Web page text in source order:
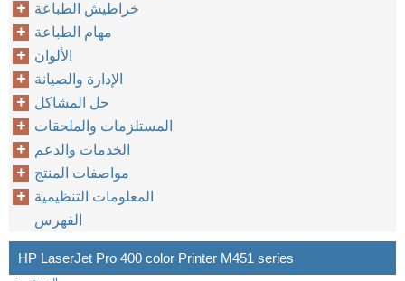
خراطيش الطباعة
مهام الطباعة
الألوان
الإدارة والصيانة
حل المشاكل
المستلزمات والملحقات
الخدمات والدعم
مواصفات المنتج
المعلومات التنظيمية
الفهرس
HP LaserJet Pro 400 color Printer M451 series